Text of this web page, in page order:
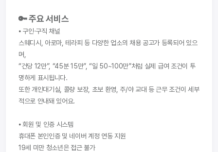
🔑 주요 서비스
⦁ 구인·구직 채널
스웨디시, 아로마, 테라피 등 다양한 업소의 채용 공고가 등록되어 있으
며,
“건당 12만”, “45분 15만”, “일 50~100만”처럼 실제 급여 조건이 투
명하게 표시됩니다.
또한 개인대기실, 콜량 보장, 초보 환영, 주/야 교대 등 근무 조건이 세부
적으로 안내돼 있어요.
⦁ 회원 및 인증 시스템
휴대폰 본인인증 및 네이버 계정 연동 지원
19세 미만 청소년은 접근 불가